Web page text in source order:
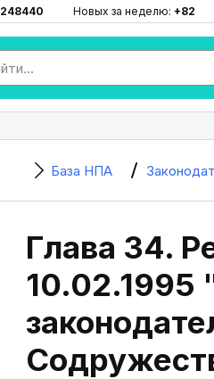
248440 Новых за неделю: +82
База НПА
Глава 34.
10.02.1995